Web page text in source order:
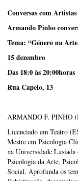
Conversas com Artistas
Armando Pinho
Tema: “Género na
15 dezembro
Das 18:0 às 20:00horas
Rua Capelo, 13
ARMANDO F. PINHO
Licenciado em Teatro
Mestre em Psicologia
na Universidade
Psicologia da Arte,
Social. Aprofunda os